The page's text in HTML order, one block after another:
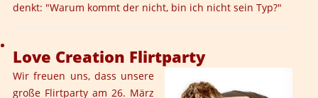
denkt: "Warum kommt der nicht, bin ich nicht sein Typ?"
Love Creation Flirtparty
Wir freuen uns, dass unsere
große Flirtparty am 26. März